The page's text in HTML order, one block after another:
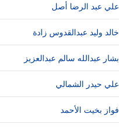
علي عبد الرضا أصل
خالد وليد عبدالقدوس زادة
بشار عبدالله سالم عبدالعزيز
علي حيدر الشمالي
فواز بخيت الأحمد